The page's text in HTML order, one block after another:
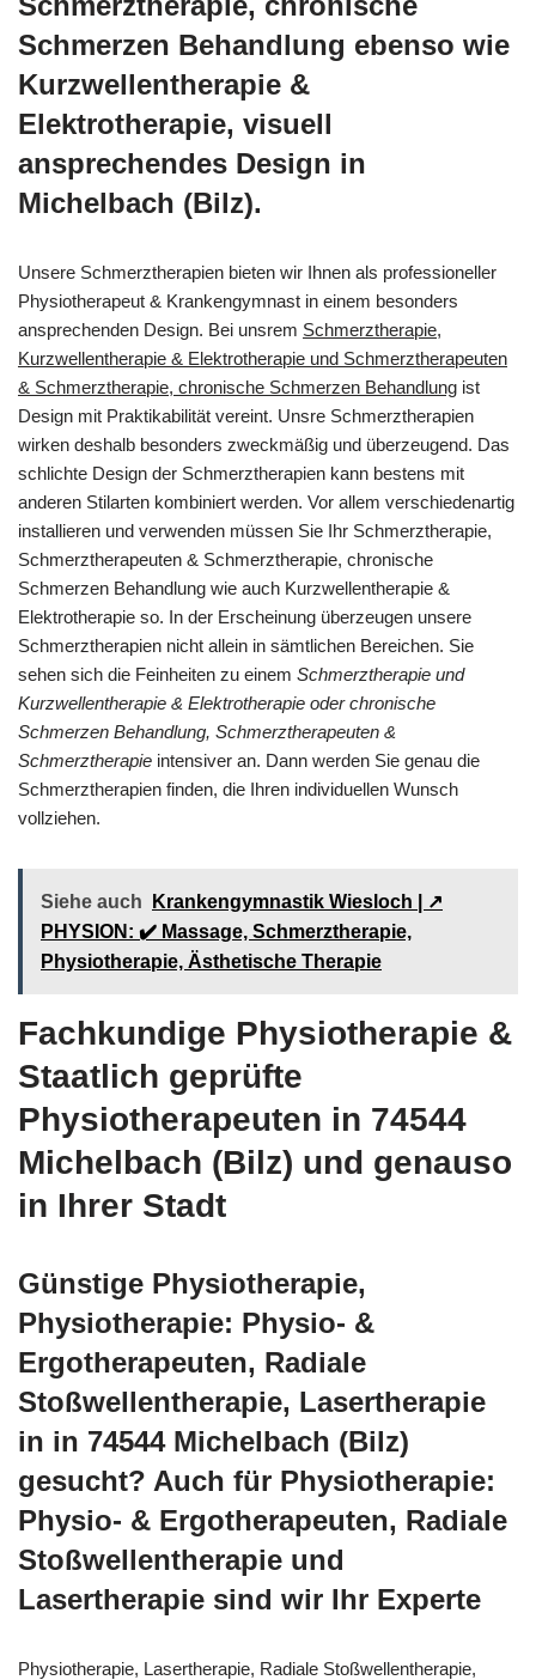
Schmerzen Behandlung ebenso wie
Kurzwellentherapie &
Elektrotherapie, visuell
ansprechendes Design in
Michelbach (Bilz).
Unsere Schmerztherapien bieten wir Ihnen als professioneller
Physiotherapeut & Krankengymnast in einem besonders
ansprechenden Design. Bei unsrem Schmerztherapie,
Kurzwellentherapie & Elektrotherapie und Schmerztherapeuten
& Schmerztherapie, chronische Schmerzen Behandlung ist
Design mit Praktikabilität vereint. Unsre Schmerztherapien
wirken deshalb besonders zweckmäßig und überzeugend. Das
schlichte Design der Schmerztherapien kann bestens mit
anderen Stilarten kombiniert werden. Vor allem verschiedenartig
installieren und verwenden müssen Sie Ihr Schmerztherapie,
Schmerztherapeuten & Schmerztherapie, chronische
Schmerzen Behandlung wie auch Kurzwellentherapie &
Elektrotherapie so. In der Erscheinung überzeugen unsere
Schmerztherapien nicht allein in sämtlichen Bereichen. Sie
sehen sich die Feinheiten zu einem Schmerztherapie und
Kurzwellentherapie & Elektrotherapie oder chronische
Schmerzen Behandlung, Schmerztherapeuten &
Schmerztherapie intensiver an. Dann werden Sie genau die
Schmerztherapien finden, die Ihren individuellen Wunsch
vollziehen.
Siehe auch
Krankengymnastik Wiesloch | ↗️
PHYSION: ✔️ Massage, Schmerztherapie,
Physiotherapie, Ästhetische Therapie
Fachkundige Physiotherapie &
Staatlich geprüfte
Physiotherapeuten in 74544
Michelbach (Bilz) und genauso
in Ihrer Stadt
Günstige Physiotherapie,
Physiotherapie: Physio- &
Ergotherapeuten, Radiale
Stoßwellentherapie, Lasertherapie
in in 74544 Michelbach (Bilz)
gesucht? Auch für Physiotherapie:
Physio- & Ergotherapeuten, Radiale
Stoßwellentherapie und
Lasertherapie sind wir Ihr Experte
Physiotherapie, Lasertherapie, Radiale Stoßwellentherapie,